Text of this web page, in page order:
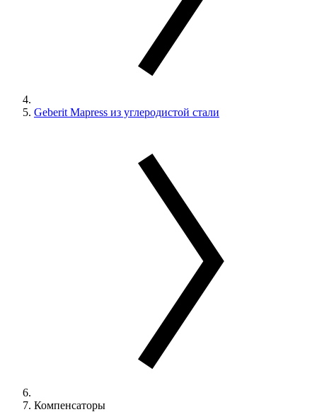
Geberit Mapress из углеродистой стали
Компенсаторы